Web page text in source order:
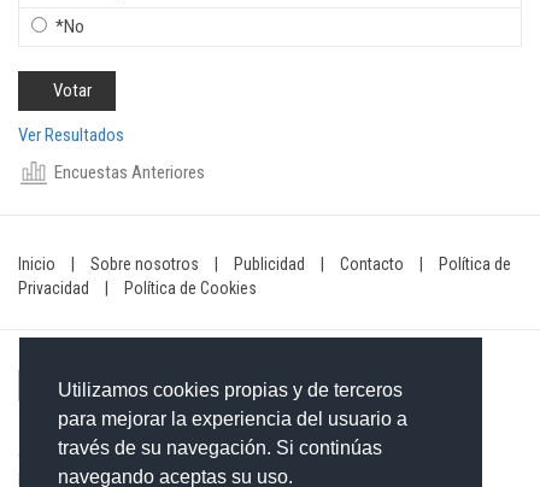
Utilizamos cookies propias y de terceros
para mejorar la experiencia del usuario a
través de su navegación. Si continúas
navegando aceptas su uso.
*No
Ver Resultados
Encuestas Anteriores
Inicio Sobre nosotros Publicidad Contacto
Política de
Privacidad
Política de Cookies
Contacto: 849-754-4472
Email:redaccionxtra@gmail.com/ redaccionextra@gmail.com